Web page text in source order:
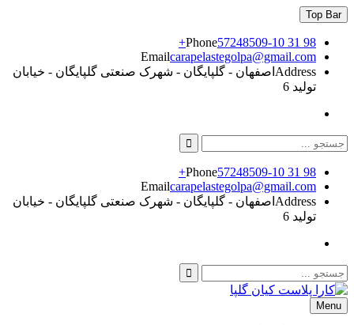
Skip
to
content
Top Bar
Phone57248509-10 31 98+
Emailcarapelastegolpa@gmail.com
Address اصفهان - گلپایگان - شهرک صنعتی گلپایگان - خیابان
تولید 6
Search
for:
Phone57248509-10 31 98+
Emailcarapelastegolpa@gmail.com
Address اصفهان - گلپایگان - شهرک صنعتی گلپایگان - خیابان
تولید 6
Search
Search
for:
کارا پلاست گلپا
کارا پلاستیک کیان گلپا
Menu